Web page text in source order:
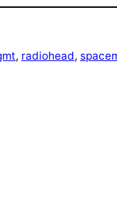
, radiohead,